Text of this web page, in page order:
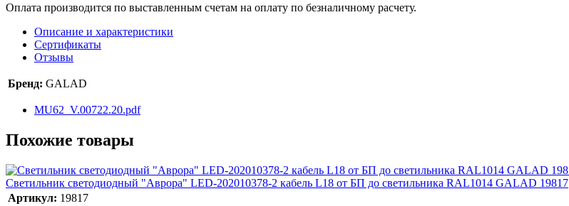
Оплата производится по выставленным счетам на оплату по безналичному расчету.
Описание и характеристики
Сертификаты
Отзывы
Бренд: GALAD
MU62_V.00722.20.pdf
Похожие товары
Светильник светодиодный "Аврора" LED-202010378-2 кабель L18 от БП до светильника RAL1014 GALAD 19817
Артикул: 19817